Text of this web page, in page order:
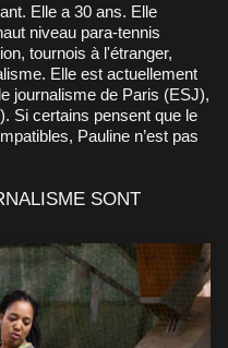
Elle a 30 ans. Elle
niveau para-tennis
tournois à l'étranger,
Elle est actuellement
journalisme de Paris (ESJ),
Si certains pensent que le
Pauline n’est pas
SONT